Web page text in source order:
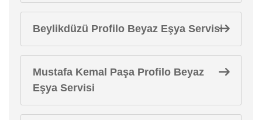
Beylikdüzü Profilo Beyaz Eşya Servisi
Mustafa Kemal Paşa Profilo Beyaz
Eşya Servisi